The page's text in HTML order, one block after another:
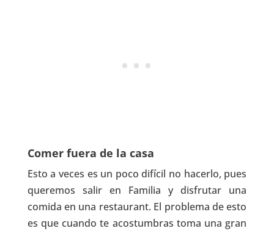
Comer fuera de la casa
Esto a veces es un poco difícil no hacerlo, pues
queremos salir en Familia y disfrutar una
comida en una restaurant. El problema de esto
es que cuando te acostumbras toma una gran